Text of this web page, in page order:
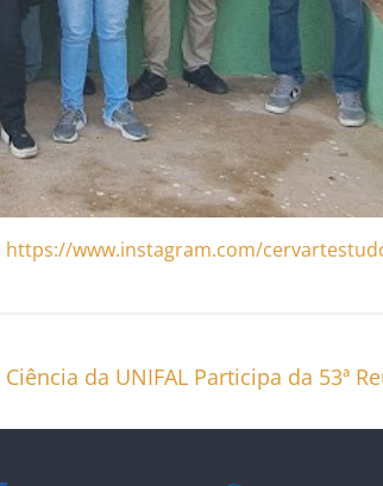
https://www.instagram.com/
da UNIFAL Participa da 53ª